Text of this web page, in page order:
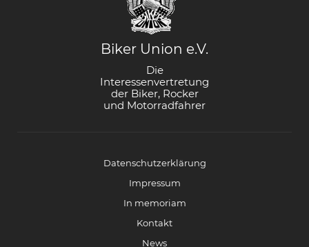
Biker Union e.V.
Die
Interessenvertretung
der Biker, Rocker
und Motorradfahrer
Datenschutzerklärung
Impressum
In memoriam
Kontakt
News